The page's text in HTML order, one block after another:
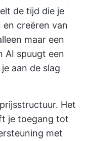
de tijd die je
creëren van
maar een
AI spuugt een
aan de slag
Het
je toegang tot
met